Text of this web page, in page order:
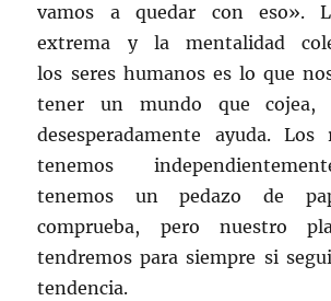
vamos a quedar con eso».
extrema y la mentalidad
los seres humanos es lo que
tener un mundo que cojea,
desesperadamente ayuda. Los
tenemos
tenemos un pedazo de
comprueba, pero nuestro
tendremos para siempre si
tendencia.